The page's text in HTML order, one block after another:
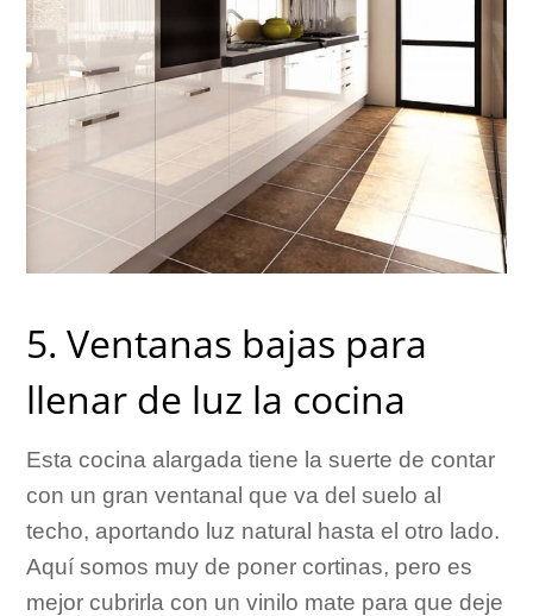
5. Ventanas bajas para
llenar de luz la cocina
Esta cocina alargada tiene la suerte de contar
con un gran ventanal que va del suelo al
techo, aportando luz natural hasta el otro lado.
Aquí somos muy de poner cortinas, pero es
mejor cubrirla con un vinilo mate para que deje